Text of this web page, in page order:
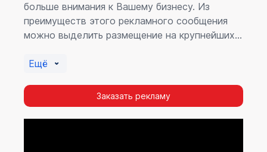
больше внимания к Вашему бизнесу. Из
преимуществ этого рекламного сообщения
можно выделить размещение на крупнейших
пешеходному потоку расположение в прямой
повторных контактов.
Реклама на арках(мегасайтах) в Павловском
Ещё
Заказать рекламу